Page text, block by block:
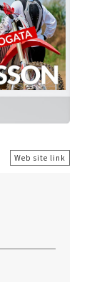
Web site link